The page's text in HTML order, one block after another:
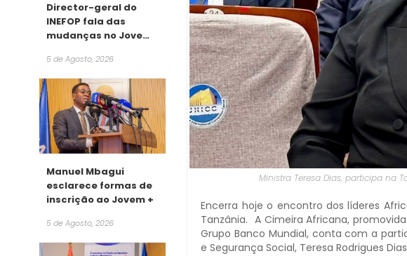
Director-geral do
INEFOP fala das
mudanças no Jovem
5 de Agosto, 2026
Manuel Mbagui
esclarece formas de
inscrição ao Jovem +
5 de Agosto, 2026
Ministra Teresa Dias, participa na
Encerra hoje o encontro dos líderes
Tanzânia. A Cimeira Africana,
Grupo Banco Mundial, conta com a
e Segurança Social, Teresa Rodrigues